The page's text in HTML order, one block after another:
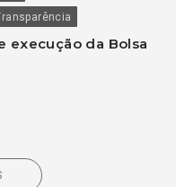
execução da Bolsa